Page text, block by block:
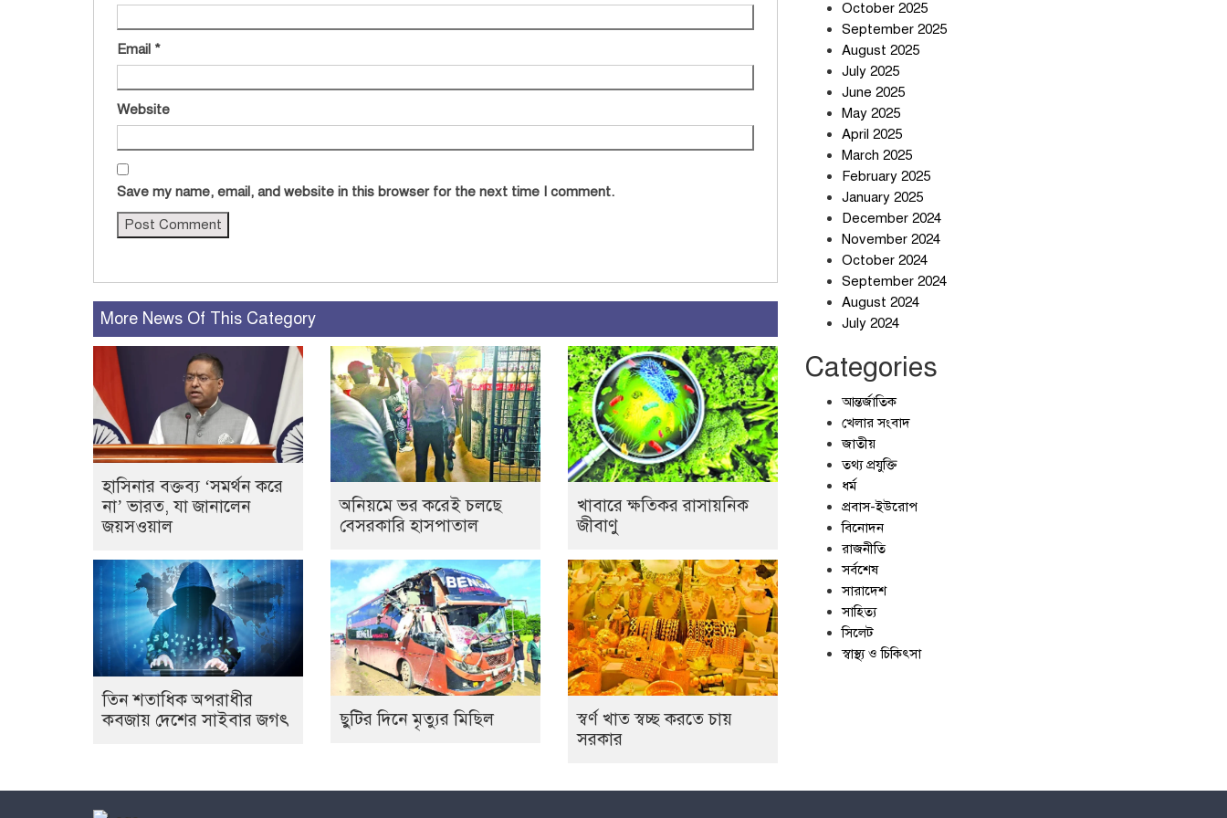
Email *
Website
Save my name, email, and website in this browser for the next time I comment.
More News Of This Category
হাসিনার বক্তব্য ‘সমর্থন করে
না’ ভারত, যা জানালেন
জয়সওয়াল
অনিয়মে ভর করেই চলছে
বেসরকারি হাসপাতাল
খাবারে ক্ষতিকর রাসায়নিক
জীবাণু
তিন শতাধিক অপরাধীর
কবজায় দেশের সাইবার জগৎ
ছুটির দিনে মৃত্যুর মিছিল
স্বর্ণ খাত স্বচ্ছ করতে চায়
সরকার
October 2025
September 2025
August 2025
July 2025
June 2025
May 2025
April 2025
March 2025
February 2025
January 2025
December 2024
November 2024
October 2024
September 2024
August 2024
July 2024
Categories
আন্তর্জাতিক
খেলার সংবাদ
জাতীয়
তথ্য প্রযুক্তি
ধর্ম
প্রবাস-ইউরোপ
বিনোদন
রাজনীতি
সর্বশেষ
সারাদেশ
সাহিত্য
সিলেট
স্বাস্থ্য ও চিকিৎসা